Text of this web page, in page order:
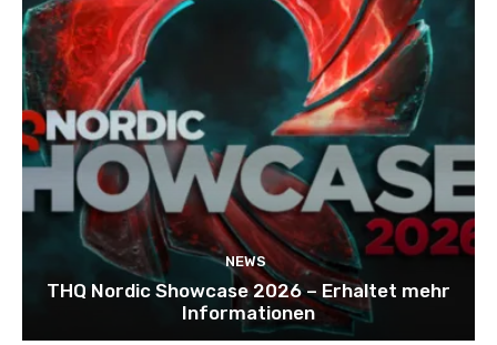
NEWS
THQ Nordic Showcase 2026 – Erhaltet mehr
Informationen